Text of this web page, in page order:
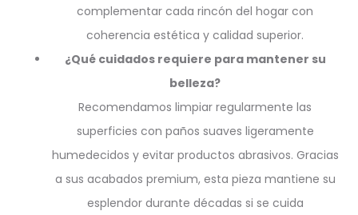
complementar cada rincón del hogar con
coherencia estética y calidad superior.
¿Qué cuidados requiere para mantener su
belleza?
Recomendamos limpiar regularmente las
superficies con paños suaves ligeramente
humedecidos y evitar productos abrasivos. Gracias
a sus acabados premium, esta pieza mantiene su
esplendor durante décadas si se cuida